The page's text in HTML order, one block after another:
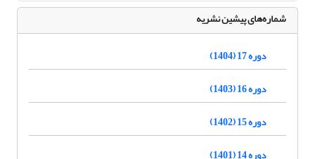
شماره‌های پیشین نشریه
دوره 17 (1404)
دوره 16 (1403)
دوره 15 (1402)
دوره 14 (1401)